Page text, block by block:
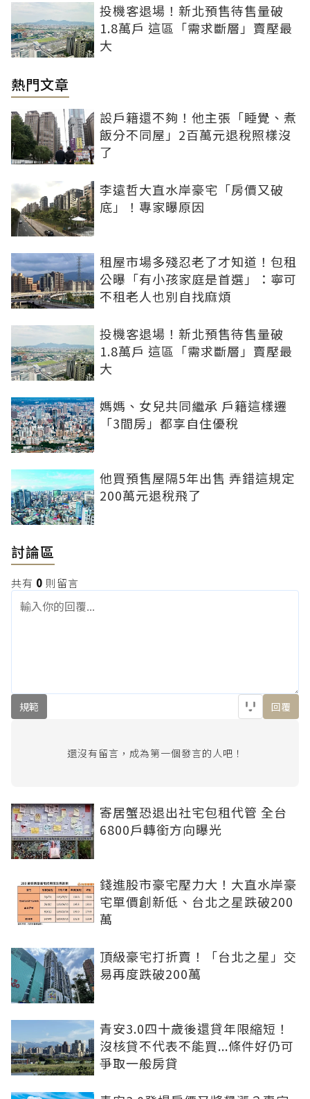
投機客退場！新北預售待售量破
1.8萬戶 這區「需求斷層」賣壓最
大
熱門文章
設戶籍還不夠！他主張「睡覺、煮
飯分不同屋」2百萬元退稅照樣沒
了
李遠哲大直水岸豪宅「房價又破
底」！專家曝原因
租屋市場多殘忍老了才知道！包租
公曝「有小孩家庭是首選」：寧可
不租老人也別自找麻煩
投機客退場！新北預售待售量破
1.8萬戶 這區「需求斷層」賣壓最
大
媽媽、女兒共同繼承 戶籍這樣遷
「3間房」都享自住優稅
他買預售屋隔5年出售 弄錯這規定
200萬元退稅飛了
討論區
共有 0 則留言
規範 回覆
還沒有留言，成為第一個發言的人吧！
寄居蟹恐退出社宅包租代管 全台
6800戶轉銜方向曝光
錢進股市豪宅壓力大！大直水岸豪
宅單價創新低、台北之星跌破200
萬
頂級豪宅打折賣！「台北之星」交
易再度跌破200萬
青安3.0四十歲後還貸年限縮短！
沒核貸不代表不能買...條件好仍可
爭取一般房貸